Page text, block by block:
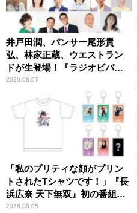
井戸田潤、パンサー尾形貴
弘、林家正蔵、ウエストラン
ドが生登場！『ラジオビバリ
ー昼ズ』
2026.08.07
「私のプリティな顔がプリン
トされたTシャツです！」『長
浜広奈 天下無双』初の番組グ
ッズ発売
2026.08.05